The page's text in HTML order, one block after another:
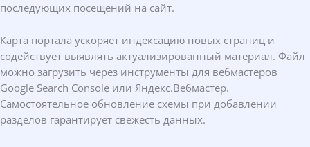
последующих посещений на сайт.
Карта портала ускоряет индексацию новых страниц и
содействует выявлять актуализированный материал. Файл
можно загрузить через инструменты для вебмастеров
Google Search Console или Яндекс.Вебмастер.
Самостоятельное обновление схемы при добавлении
разделов гарантирует свежесть данных.